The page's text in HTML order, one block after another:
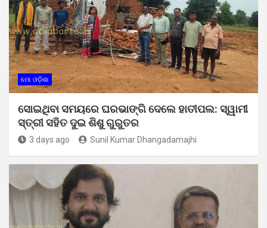
ମୋ ଓଡ଼ିଶା
ସୋଇଥିବା ସମୟରେ ଘରଭାଙ୍ଗି ଦେଲେ ହାତୀପଲ: ସ୍ୱାମୀ
ସ୍ତ୍ରୀ ସହିତ ଦୁଇ ଶିଶୁ ଗୁରୁତର
3 days ago Sunil Kumar Dhangadamajhi